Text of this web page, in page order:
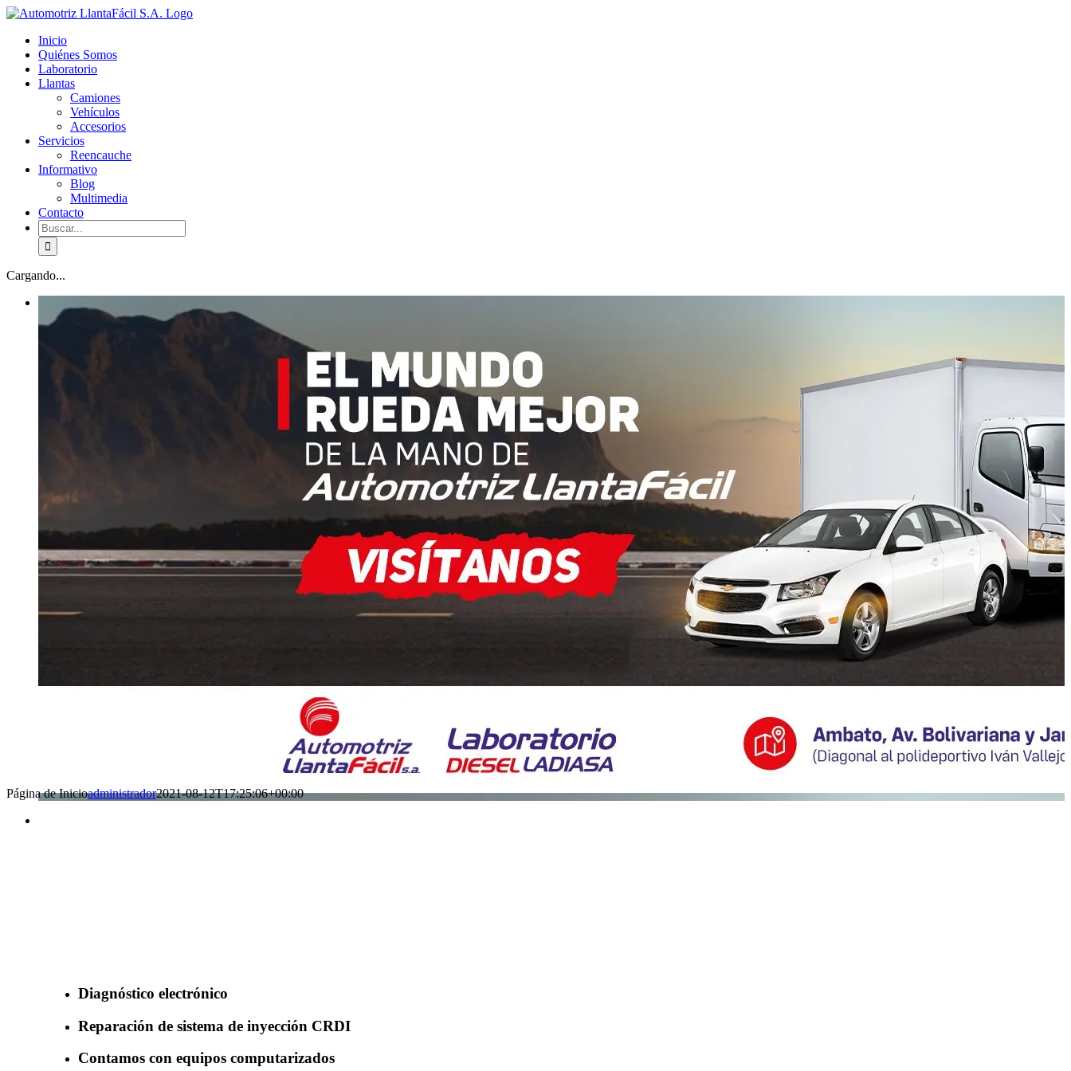
Skip
content
facebook
youtube
Inicio
Quiénes Somos
Laboratorio
Llantas
Camiones
Vehículos
Accesorios
Servicios
Reencauche
Informativo
Blog
Multimedia
Contacto
Buscar:
Cargando...
Página de Inicioadministrador2021-08-12T17:25:06+00:00
Diagnóstico electrónico
Reparación de sistema de inyección CRDI
Contamos con equipos computarizados